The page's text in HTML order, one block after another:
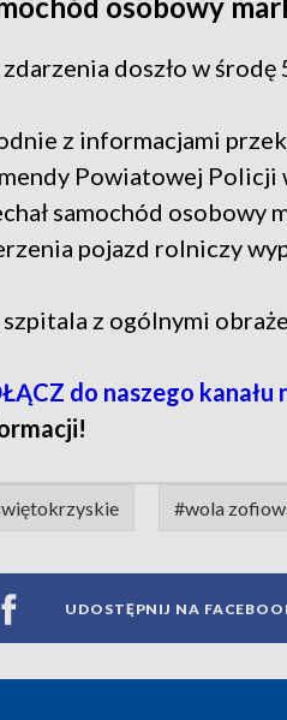
osobowy
zdarzenia doszło w
z informacjami
Powiatowej Policji
samochód osobowy
pojazd rolniczy
szpitala z ogólnymi
do naszego kanału
#wola
UDOSTĘPNIJ NA